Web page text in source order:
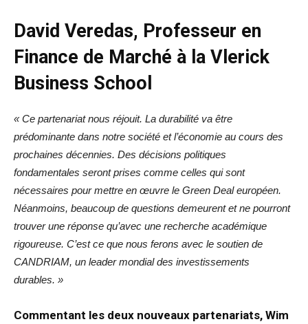
David Veredas, Professeur en
Finance de Marché à la Vlerick
Business School
« Ce partenariat nous réjouit. La durabilité va être
prédominante dans notre société et l’économie au cours des
prochaines décennies. Des décisions politiques
fondamentales seront prises comme celles qui sont
nécessaires pour mettre en œuvre le Green Deal européen.
Néanmoins, beaucoup de questions demeurent et ne pourront
trouver une réponse qu’avec une recherche académique
rigoureuse. C’est ce que nous ferons avec le soutien de
CANDRIAM, un leader mondial des investissements
durables. »
Commentant les deux nouveaux partenariats, Wim